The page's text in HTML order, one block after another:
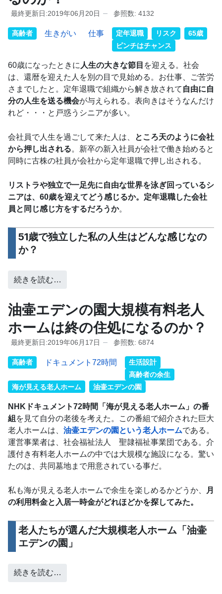
最終更新日:2019年06月20日 参照数: 4132
高齢者 生きがい 仕事 定年退職 リスク
65歳
ピンチはチャンス
60歳になったときに人生の大きな節目 を迎える。社会
は、還暦を迎えた人を別の目で見始める。お仕事、ご苦労
さまでしたと。定年退職で組織から解き放されて 自由に自
分の人生を送る機会が与えられる。表向きはそうなんだけ
れど・・・と戸惑うシニアが多い。
会社員で人生を過ごして来た人は、
ところ天のように会社
から押し出される。新卒の新入社員が会社で働き始めると
同時に古株の社員が会社から定年退職で押し出される。
リストラや独立で一足先に自由な世界を泳ぎ回っているシ
ニアは、60歳を迎えてどう感じるか。定年退職した会社
員と同じ感じ方をするだろうか。
51歳で独立した私の人生はどんな感じなの
か？
続きを読む…
油壷エデンの園大規模有料老人
ホームは終の住処になるのか？
最終更新日:2019年06月17日 参照数: 6874
高齢者 ドキュメント72時間
生活設計
高齢者の余生
海が見える老人ホーム
油壷エデンの園
NHKドキュメント72時間「海が見える老人ホーム」の番
組 を見て自分の老後を考えた。この番組で紹介された巨大
老人ホームは、 油壷エデンの園という老人ホームである。
運営事業者は、社会福祉法人 聖隷福祉事業団である。介
護付き有料老人ホームの中では大規模な施設になる。驚い
たのは、共同墓地まで用意されている事だ。
私も海が見える老人ホームで余生を楽しめるかどうか、
月
の利用料金と入居一時金がどれほどかを探してみた。
老人たちが選んだ大規模老人ホーム「油壷
エデンの園 」
続きを読む…